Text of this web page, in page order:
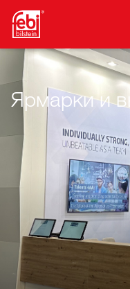
Перейти к основному
Ярмарки и